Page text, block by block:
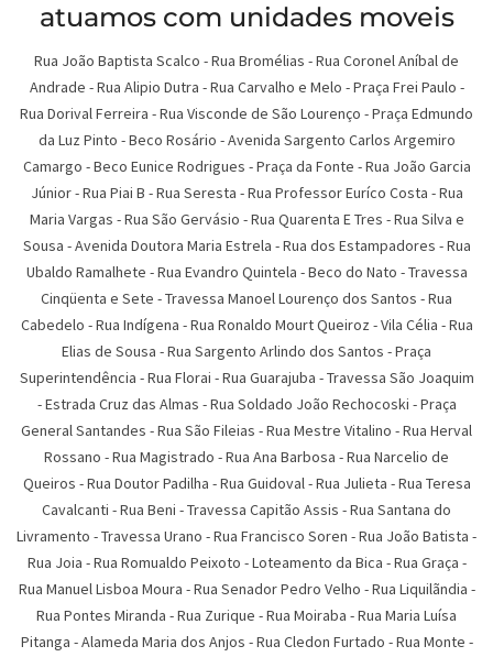
atuamos com unidades moveis
Rua João Baptista Scalco -Rua Bromélias -Rua Coronel Aníbal de
Andrade -Rua Alipio Dutra -Rua Carvalho e Melo -Praça Frei Paulo -
Rua Dorival Ferreira -Rua Visconde de São Lourenço -Praça Edmundo
da Luz Pinto -Beco Rosário -Avenida Sargento Carlos Argemiro
Camargo -Beco Eunice Rodrigues -Praça da Fonte -Rua João Garcia
Júnior-Rua Piai B -Rua Seresta -Rua Professor Euríco Costa -Rua
Maria Vargas -Rua São Gervásio -Rua Quarenta E Tres -Rua Silva e
Sousa -Avenida Doutora Maria Estrela -Rua dos Estampadores -Rua
Ubaldo Ramalhete -Rua Evandro Quintela -Beco do Nato -Travessa
Cinqüenta e Sete -Travessa Manoel Lourenço dos Santos -Rua
Cabedelo -Rua Indígena -Rua Ronaldo Mourt Queiroz -Vila Célia -Rua
Elias de Sousa -Rua Sargento Arlindo dos Santos -Praça
Superintendência -Rua Florai -Rua Guarajuba -Travessa São Joaquim
-Estrada Cruz das Almas -Rua Soldado João Rechocoski -Praça
General Santandes -Rua São Fileias -Rua Mestre Vitalino -Rua Herval
Rossano -Rua Magistrado -Rua Ana Barbosa -Rua Narcelio de
Queiros -Rua Doutor Padilha -Rua Guidoval-Rua Julieta -Rua Teresa
Cavalcanti -Rua Beni -Travessa Capitão Assis -Rua Santana do
Livramento -Travessa Urano -Rua Francisco Soren -Rua João Batista -
Rua Joia -Rua Romualdo Peixoto -Loteamento da Bica -Rua Graça -
Rua Manuel Lisboa Moura -Rua Senador Pedro Velho -Rua Liquilãndia -
Rua Pontes Miranda -Rua Zurique -Rua Moiraba -Rua Maria Luí­sa
Pitanga -Alameda Maria dos Anjos -Rua Cledon Furtado -Rua Monte -